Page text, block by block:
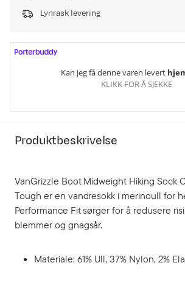
Lynrask levering
Kan jeg få denne varen levert
KLIKK FOR Å SJEKKE
Produktbeskrivelse
VanGrizzle Boot Midweight Hiking Sock
Tough er en vandresokk i merinoull for
Performance Fit sørger for å redusere
blemmer og gnagsår.
Materiale: 61% Ull, 37% Nylon, 2%